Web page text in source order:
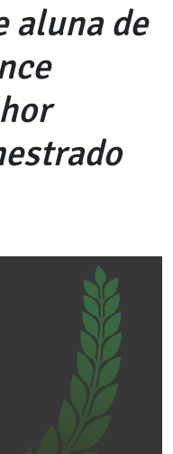
aluna de